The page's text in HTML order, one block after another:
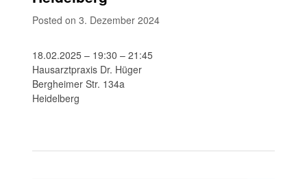
Posted on 3. Dezember 2024
18.02.2025 – 19:30 – 21:45
Hausarztpraxis Dr. Hüger
Bergheimer Str. 134a
Heidelberg